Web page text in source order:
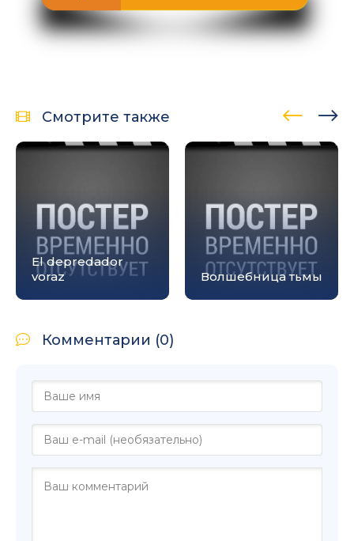
Смотрите также
El depredador
voraz
Волшебница тьмы
Комментарии (0)